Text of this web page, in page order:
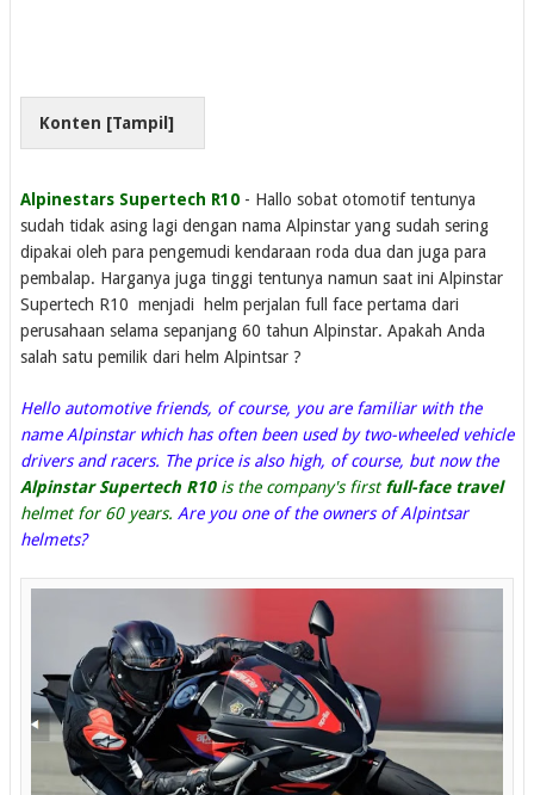
Konten [Tampil]
Alpinestars Supertech R10 - Hallo sobat otomotif tentunya
sudah tidak asing lagi dengan nama Alpinstar yang sudah sering
dipakai oleh para pengemudi kendaraan roda dua dan juga para
pembalap. Harganya juga tinggi tentunya namun saat ini Alpinstar
Supertech R10 menjadi helm perjalan full face pertama dari
perusahaan selama sepanjang 60 tahun Alpinstar. Apakah Anda
salah satu pemilik dari helm Alpintsar ?
Hello automotive friends, of course, you are familiar with the
name Alpinstar which has often been used by two-wheeled vehicle
drivers and racers. The price is also high, of course, but now the
Alpinstar Supertech R10 is the company's firstfull-face travel
helmet for 60 years. Are you one of the owners of Alpintsar
helmets?